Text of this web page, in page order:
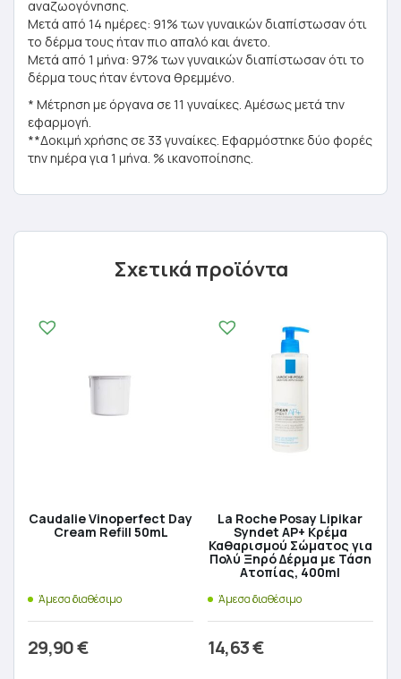
αναζωογόνησης.
Μετά από 14 ημέρες: 91% των γυναικών διαπίστωσαν ότι
το δέρμα τους ήταν πιο απαλό και άνετο.
Μετά από 1 μήνα: 97% των γυναικών διαπίστωσαν ότι το
δέρμα τους ήταν έντονα θρεμμένο.
* Μέτρηση με όργανα σε 11 γυναίκες. Αμέσως μετά την
εφαρμογή.
**Δοκιμή χρήσης σε 33 γυναίκες. Εφαρμόστηκε δύο φορές
την ημέρα για 1 μήνα. % ικανοποίησης.
Σχετικά προϊόντα
Caudalie Vinoperfect Day
Cream Refill 50mL
Άμεσα διαθέσιμο
29,90€
La Roche Posay Lipikar
Syndet AP+ Κρέμα
Καθαρισμού Σώματος για
Πολύ Ξηρό Δέρμα με Τάση
Ατοπίας, 400ml
Άμεσα διαθέσιμο
14,63€